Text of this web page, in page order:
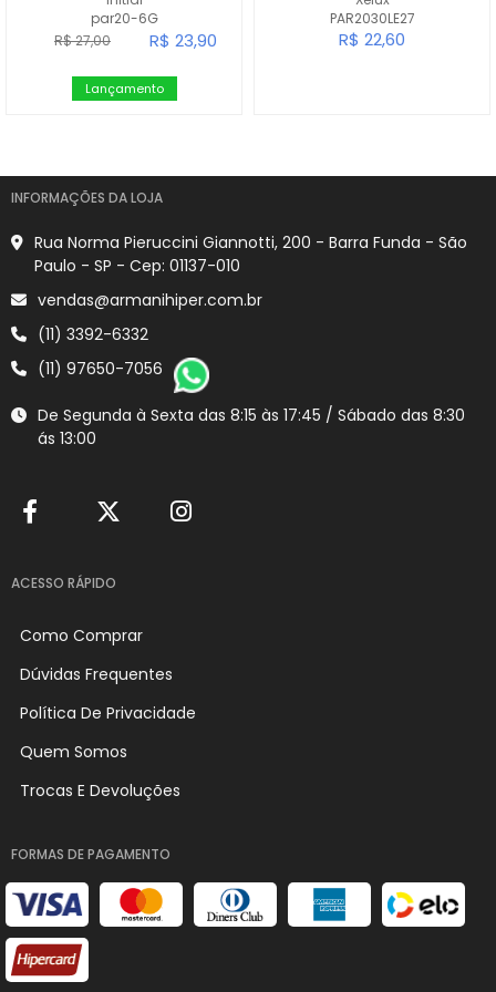
par20-6G
R$ 27,00 R$ 23,90
Lançamento
PAR2030LE27
R$ 22,60
INFORMAÇÕES DA LOJA
Rua Norma Pieruccini Giannotti, 200 - Barra Funda - São
Paulo - SP - Cep: 01137-010
vendas@armanihiper.com.br
(11) 3392-6332
(11) 97650-7056
De Segunda à Sexta das 8:15 às 17:45 / Sábado das 8:30
ás 13:00
ACESSO RÁPIDO
Como Comprar
Dúvidas Frequentes
Política De Privacidade
Quem Somos
Trocas E Devoluções
FORMAS DE PAGAMENTO